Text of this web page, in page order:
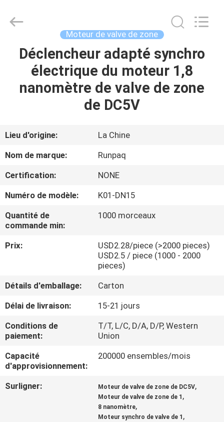
MAISON
PRODUITS
SUJET
DE
NOUS
VISITE
D'USINE
CONTRÔLE
QUALITÉ
NOUS
NOUVELLES
Technology
Moteur de valve de zone
Déclencheur adapté synchro
électrique du moteur 1,8
nanomètre de valve de zone
de DC5V
Lieu d'origine:
La Chine
Nom de marque:
Runpaq
Certification:
NONE
Numéro de modèle:
K01-DN15
Quantité de
commande min:
1000 morceaux
Prix:
USD2.28/piece (>2000 pieces)
USD2.5 / piece (1000 - 2000
pieces)
Détails d'emballage:
Carton
Délai de livraison:
15-21 jours
Conditions de
paiement:
T/T, L/C, D/A, D/P, Western
Union
Capacité
d'approvisionnement:
200000 ensembles/mois
Surligner: Moteur de valve de zone de DC5V,
Moteur de valve de zone de 1 ,
8 nanomètre,
Moteur synchro de valve de 1 ,